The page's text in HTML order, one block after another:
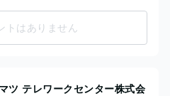
トはありません
ツ テレワークセンター株式会